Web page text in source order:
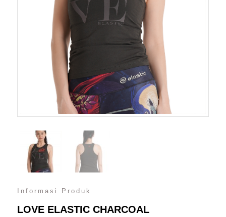
Informasi Produk
LOVE ELASTIC CHARCOAL